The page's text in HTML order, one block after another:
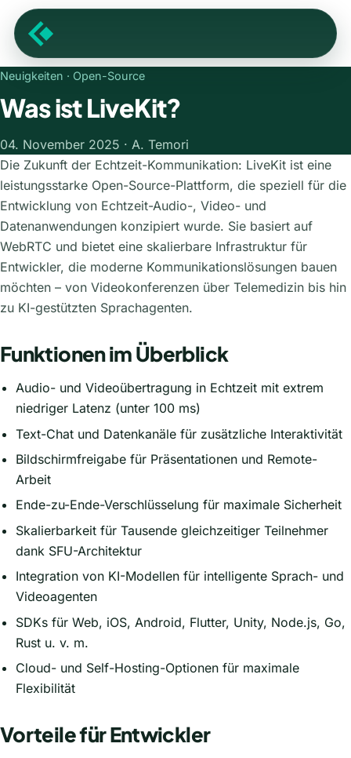
Neuigkeiten · Open-Source
Was ist LiveKit?
04. November 2025 · A. Temori
Die Zukunft der Echtzeit-Kommunikation: LiveKit ist eine
leistungsstarke Open-Source-Plattform, die speziell für die
Entwicklung von Echtzeit-Audio-, Video- und
Datenanwendungen konzipiert wurde. Sie basiert auf
WebRTC und bietet eine skalierbare Infrastruktur für
Entwickler, die moderne Kommunikationslösungen bauen
möchten – von Videokonferenzen über Telemedizin bis hin
zu KI-gestützten Sprachagenten.
Funktionen im Überblick
Audio- und Videoübertragung in Echtzeit mit extrem
niedriger Latenz (unter 100 ms)
Text-Chat und Datenkanäle für zusätzliche Interaktivität
Bildschirmfreigabe für Präsentationen und Remote-
Arbeit
Ende-zu-Ende-Verschlüsselung für maximale Sicherheit
Skalierbarkeit für Tausende gleichzeitiger Teilnehmer
dank SFU-Architektur
Integration von KI-Modellen für intelligente Sprach- und
Videoagenten
SDKs für Web, iOS, Android, Flutter, Unity, Node.js, Go,
Rust u. v. m.
Cloud- und Self-Hosting-Optionen für maximale
Flexibilität
Vorteile für Entwickler